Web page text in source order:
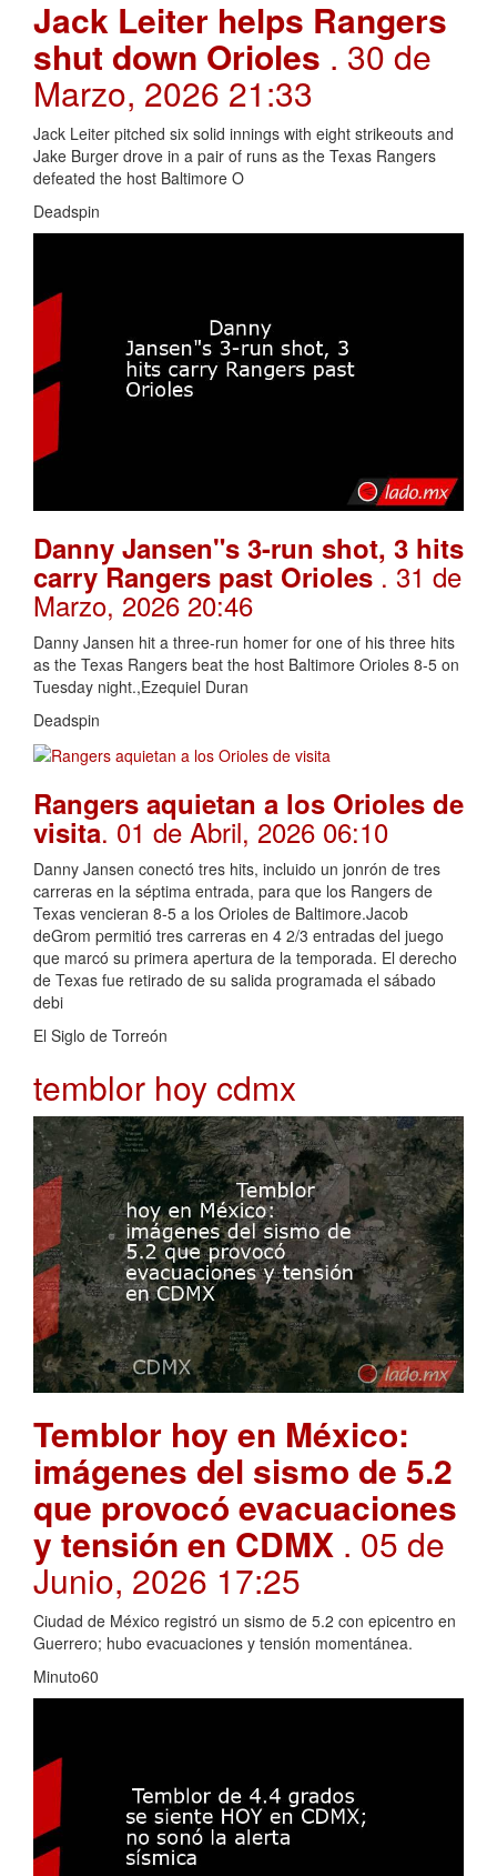
Jack Leiter helps Rangers
shut down Orioles . 30 de
Marzo, 2026 21:33
Jack Leiter pitched six solid innings with eight strikeouts and
Jake Burger drove in a pair of runs as the Texas Rangers
defeated the host Baltimore O
Deadspin
Danny Jansen"s 3-run shot, 3 hits
carry Rangers past Orioles. 31 de
Marzo, 2026 20:46
Danny Jansen hit a three-run homer for one of his three hits
as the Texas Rangers beat the host Baltimore Orioles 8-5 on
Tuesday night.,Ezequiel Duran
Deadspin
Rangers aquietan a los Orioles de
visita. 01 de Abril, 2026 06:10
Danny Jansen conectó tres hits, incluido un jonrón de tres
carreras en la séptima entrada, para que los Rangers de
Texas vencieran 8-5 a los Orioles de Baltimore.Jacob
deGrom permitió tres carreras en 4 2/3 entradas del juego
que marcó su primera apertura de la temporada. El derecho
de Texas fue retirado de su salida programada el sábado
debi
El Siglo de Torreón
temblor hoy cdmx
Temblor hoy en México:
imágenes del sismo de 5.2
que provocó evacuaciones
y tensión en CDMX . 05 de
Junio, 2026 17:25
Ciudad de México registró un sismo de 5.2 con epicentro en
Guerrero; hubo evacuaciones y tensión momentánea.
Minuto60